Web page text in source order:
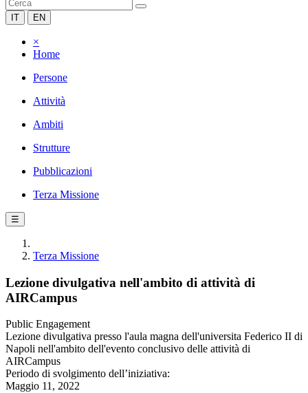
IT EN
×
Home
Persone
Attività
Ambiti
Strutture
Pubblicazioni
Terza Missione
☰
Terza Missione
Lezione divulgativa nell'ambito di attività di
AIRCampus
Public Engagement
Lezione divulgativa presso l'aula magna dell'universita Federico II di
Napoli nell'ambito dell'evento conclusivo delle attività di
AIRCampus
Periodo di svolgimento dell’iniziativa:
Maggio 11, 2022